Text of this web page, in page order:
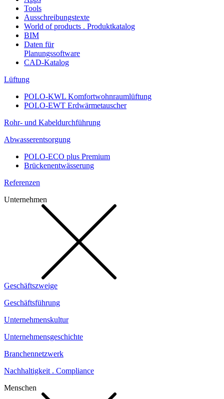
Tools
Ausschreibungstexte
World of products . Produktkatalog
BIM
Daten für
Planungssoftware
CAD-Katalog
Lüftung
POLO-KWL Komfortwohnraumlüftung
POLO-EWT Erdwärmetauscher
Rohr- und Kabeldurchführung
Abwasserentsorgung
POLO-ECO plus Premium
Brückenentwässerung
Referenzen
Unternehmen
Geschäftszweige
Geschäftsführung
Unternehmenskultur
Unternehmensgeschichte
Branchennetzwerk
Nachhaltigkeit . Compliance
Menschen